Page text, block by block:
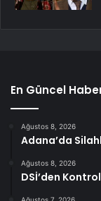
En Güncel
Ağustos 8, 2026
Adana’da
Ağustos 8, 2026
DSİ’den
Ağustos 7, 2026